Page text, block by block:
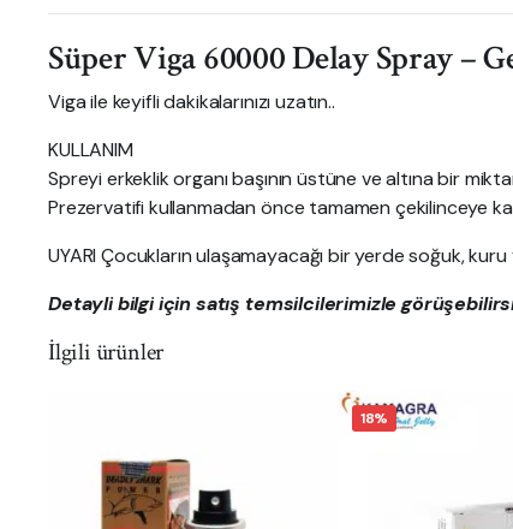
Süper Viga 60000 Delay Spray –
Viga ile keyifli dakikalarınızı uzatın..
KULLANIM
Spreyi erkeklik organı başının üstüne ve altına bir
Prezervatifi kullanmadan önce tamamen çekilinceye
UYARI Çocukların ulaşamayacağı bir yerde soğuk,
Detayli bilgi için satış temsilcilerimizle
İlgili ürünler
18%